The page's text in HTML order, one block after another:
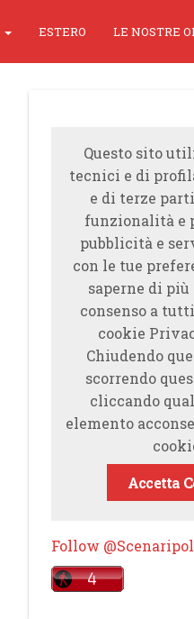
ESTERO LE NOSTRE
Questo sito
tecnici e di
e di terze
funzionalità e
pubblicità e
con le tue
saperne di più
consenso a
cookie
Chiudendo
scorrendo
cliccando
elemento
Accetta
Follow